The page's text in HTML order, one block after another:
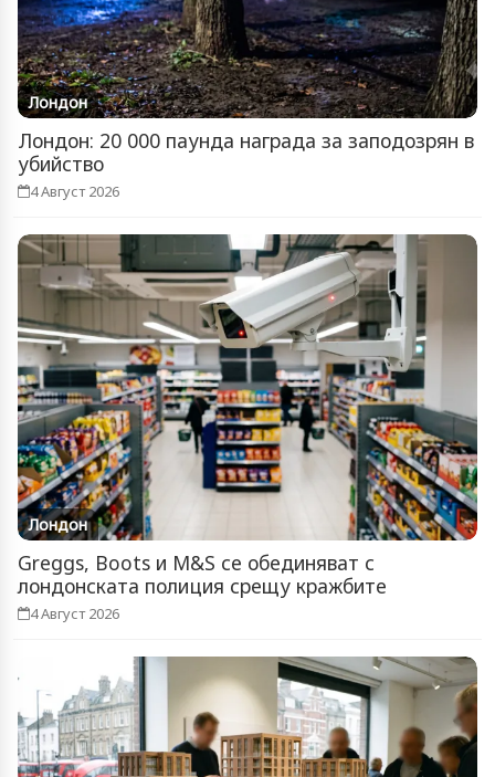
Лондон
Лондон: 20 000 паунда награда за заподозрян в
убийство
4 Август 2026
Лондон
Greggs, Boots и M&S се обединяват с
лондонската полиция срещу кражбите
4 Август 2026